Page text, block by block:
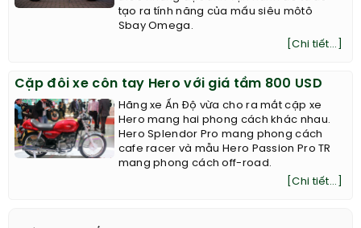
tạo ra tính năng của mấu siêu môtô
Sbay Omega.
[Chi tiết...]
Cặp đôi xe côn tay Hero với giá tầm 800 USD
Hãng xe Ấn Độ vừa cho ra mắt cặp xe
Hero mang hai phong cách khác nhau.
Hero Splendor Pro mang phong cách
cafe racer và mẫu Hero Passion Pro TR
mang phong cách off-road.
[Chi tiết...]